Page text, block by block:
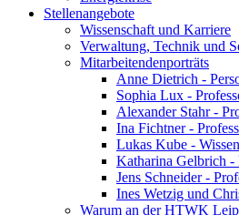
Stellenangebote
Wissenschaft und Karriere
Verwaltung, Technik und
Mitarbeitendenporträts
Anne Dietrich -
Sophia Lux -
Alexander Stahr -
Ina Fichtner -
Lukas Kube -
Katharina Gelbrich -
Jens Schneider -
Ines Wetzig und
Warum an der HTWK